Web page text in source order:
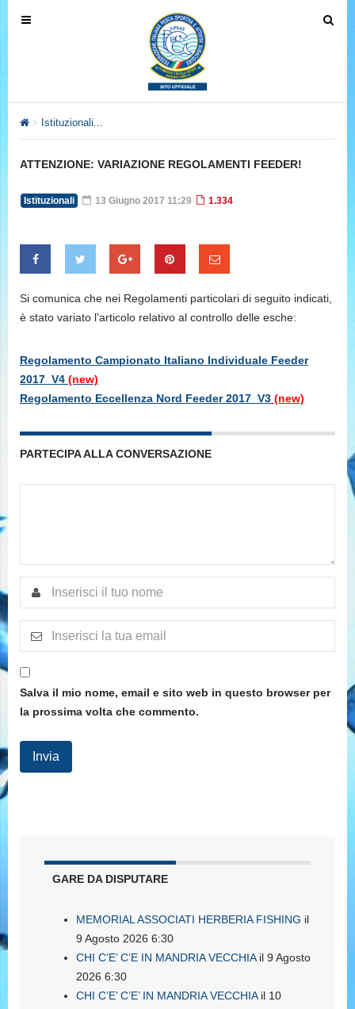
T
v
g
t
n
T
n
Istituzionali
ATTENZIONE: VARIAZIONE REGOLAMENTI FEEDER!
Istituzionali 13 Giugno 2017 11:29 1.334
Si comunica che nei Regolamenti particolari di seguito indicati,
è stato variato l’articolo relativo al controllo delle esche:
Regolamento Campionato Italiano Individuale Feeder
2017_V4 (new)
Regolamento Eccellenza Nord Feeder 2017_V3 (new)
PARTECIPA ALLA CONVERSAZIONE
Salva il mio nome, email e sito web in questo browser per
la prossima volta che commento.
GARE DA DISPUTARE
MEMORIAL ASSOCIATI HERBERIA FISHING il
9 Agosto 2026 6:30
CHI C’E’ C’E IN MANDRIA VECCHIAil 9 Agosto
2026 6:30
CHI C’E’ C’E’ IN MANDRIA VECCHIAil 10